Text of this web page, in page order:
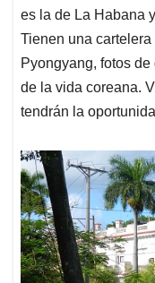
es la de La Habana
Tienen una
Pyongyang, fotos
de la vida coreana.
tendrán la